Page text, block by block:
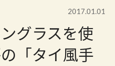
2017.01.01
グラスを使
「タイ風手